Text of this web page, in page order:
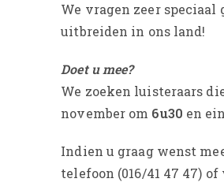
We vragen zeer
uitbreiden in ons land!
Doet u mee?
We zoeken luisteraars
november om 6u30 en
Indien u graag wenst
telefoon (016/41 47 47)